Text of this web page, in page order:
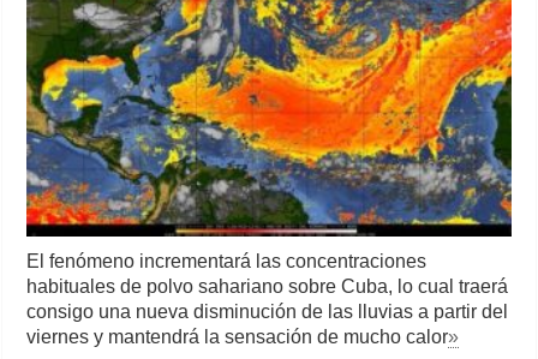
El fenómeno incrementará las concentraciones
habituales de polvo sahariano sobre Cuba, lo cual traerá
consigo una nueva disminución de las lluvias a partir del
viernes y mantendrá la sensación de mucho calor»